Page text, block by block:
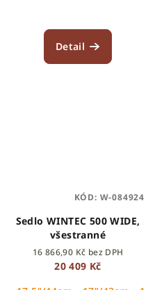
Detail
Sedlo WINTEC 500 WIDE,
všestranné
16 866,90 Kč bez DPH
20 409 Kč
KÓD: W-084924